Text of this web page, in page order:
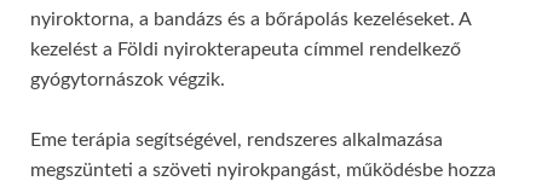
nyiroktorna, a bandázs és a bőrápolás kezeléseket. A
kezelést a Földi nyirokterapeuta címmel rendelkező
gyógytornászok végzik.
Eme terápia segítségével, rendszeres alkalmazása
megszünteti a szöveti nyirokpangást, működésbe hozza